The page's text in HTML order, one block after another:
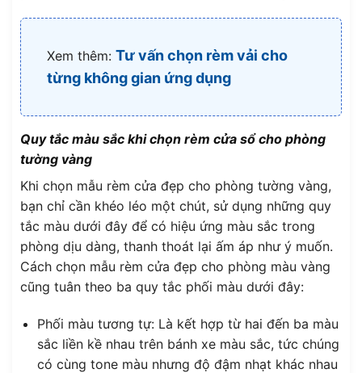
Xem thêm: Tư vấn chọn rèm vải cho
từng không gian ứng dụng
Quy tắc màu sắc khi chọn rèm cửa sổ cho phòng
tường vàng
Khi chọn mẫu rèm cửa đẹp cho phòng tường vàng,
bạn chỉ cần khéo léo một chút, sử dụng những quy
tắc màu dưới đây để có hiệu ứng màu sắc trong
phòng dịu dàng, thanh thoát lại ấm áp như ý muốn.
Cách chọn mẫu rèm cửa đẹp cho phòng màu vàng
cũng tuân theo ba quy tắc phối màu dưới đây:
Phối màu tương tự: Là kết hợp từ hai đến ba màu
sắc liền kề nhau trên bánh xe màu sắc, tức chúng
có cùng tone màu nhưng độ đậm nhạt khác nhau